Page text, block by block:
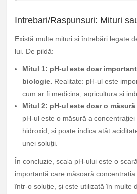
Intrebari/Raspunsuri: Mituri
Există multe mituri și întrebări legate
lui. De pildă:
Mitul 1: pH-ul este doar
biologie. Realitate: pH-ul este
cum ar fi medicina, agricultura și
Mitul 2: pH-ul este doar o
pH-ul este o măsură a
hidroxid, și poate indica atât
unei soluții.
În concluzie, scala pH-ului este o
importantă care măsoară
într-o soluție, și este utilizată în multe